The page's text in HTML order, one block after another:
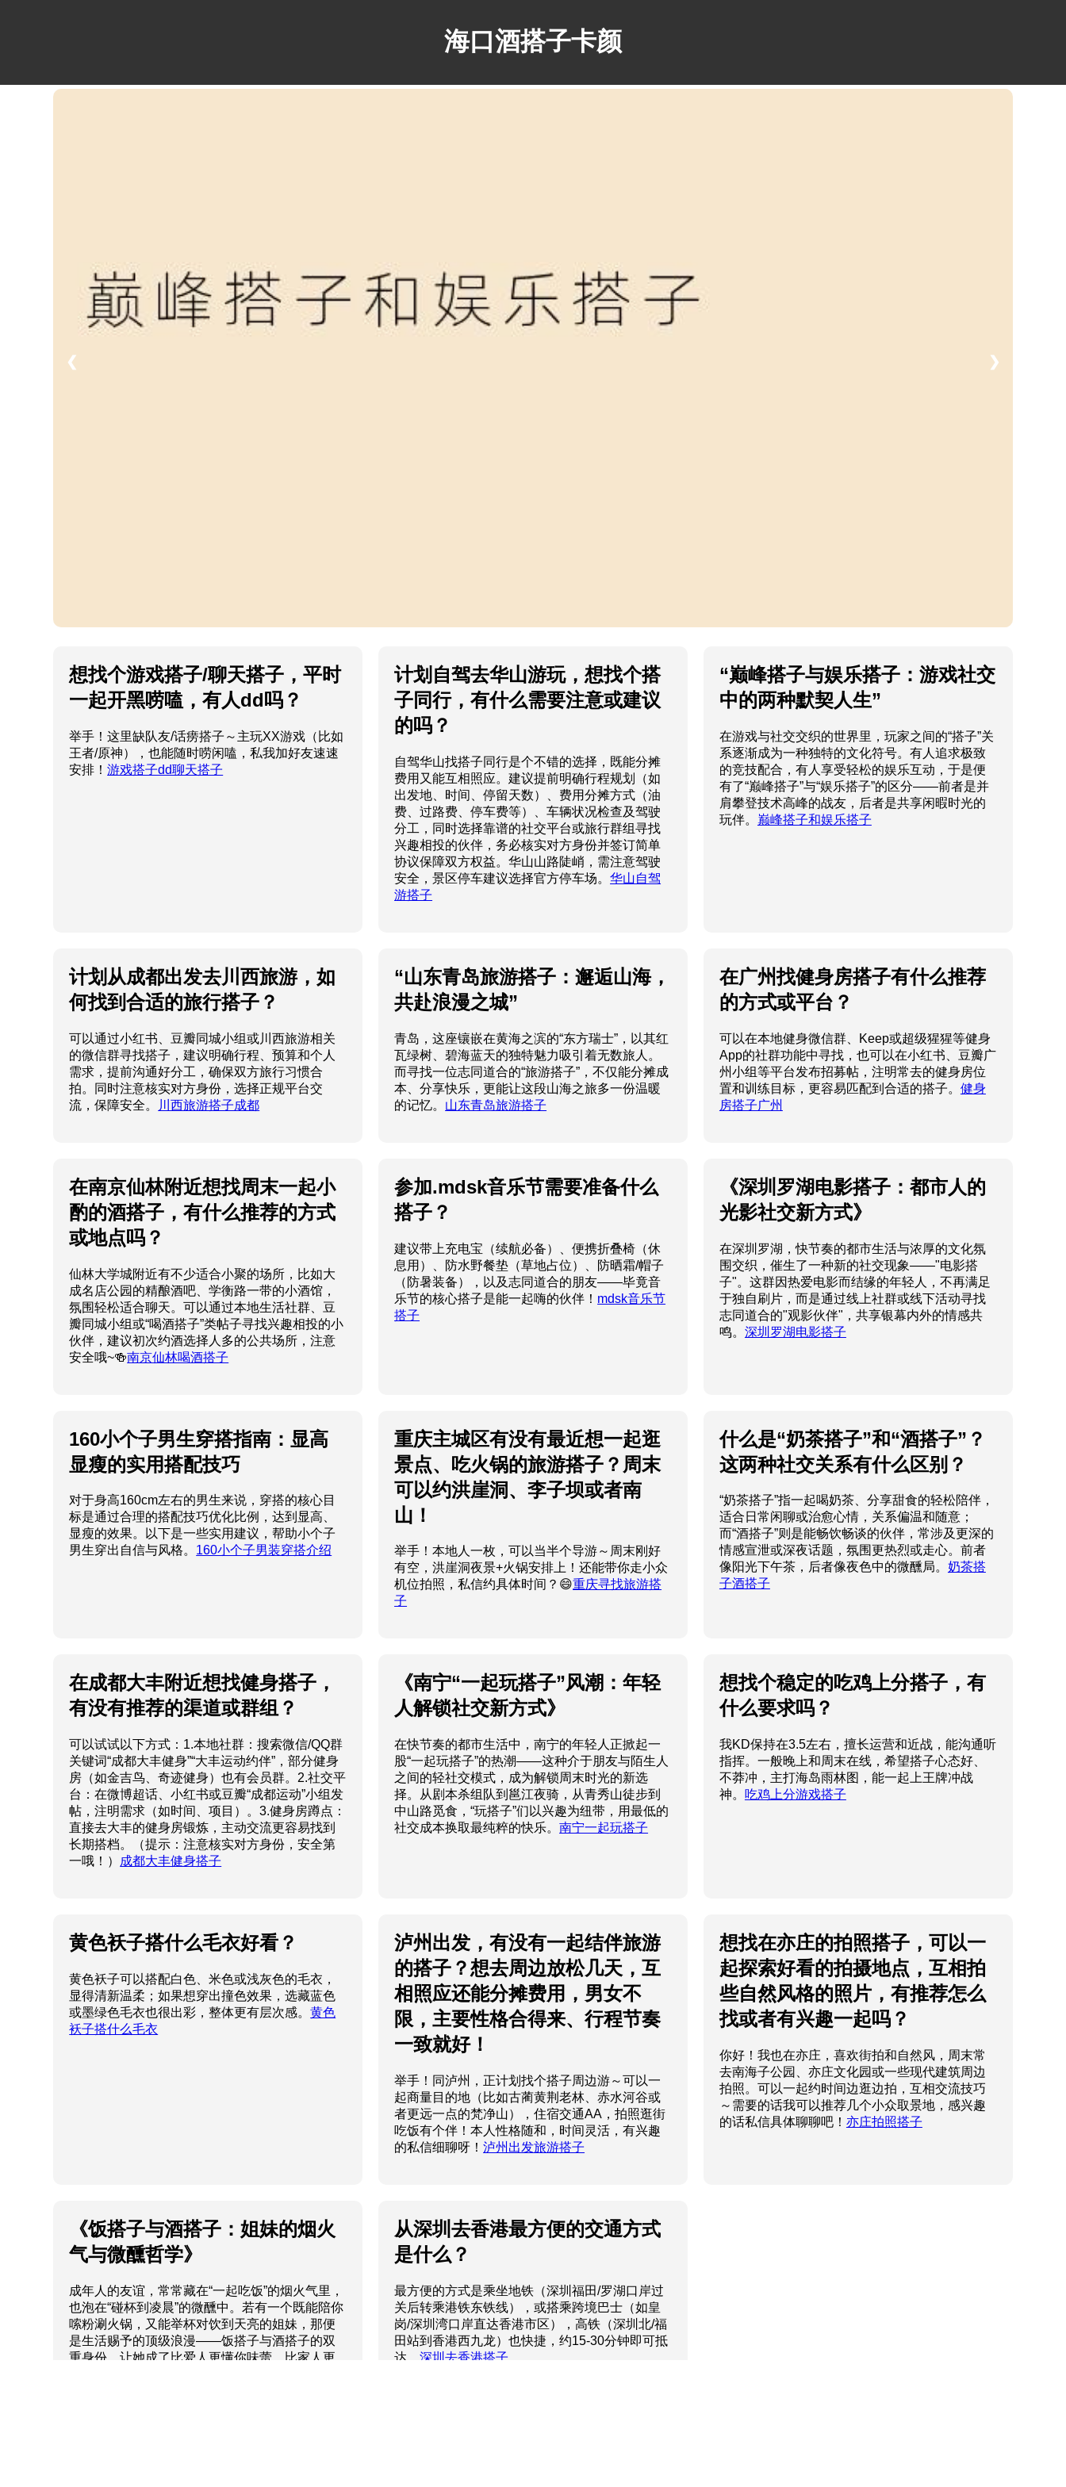
海口酒搭子卡颜
❮ ❯
想找个游戏搭子/聊天搭子，平时
一起开黑唠嗑，有人dd吗？
举手！这里缺队友/话痨搭子～主玩XX游戏（比如
王者/原神），也能随时唠闲嗑，私我加好友速速
安排！游戏搭子dd聊天搭子
计划自驾去华山游玩，想找个搭
子同行，有什么需要注意或建议
的吗？
自驾华山找搭子同行是个不错的选择，既能分摊
费用又能互相照应。建议提前明确行程规划（如
出发地、时间、停留天数）、费用分摊方式（油
费、过路费、停车费等）、车辆状况检查及驾驶
分工，同时选择靠谱的社交平台或旅行群组寻找
兴趣相投的伙伴，务必核实对方身份并签订简单
协议保障双方权益。华山山路陡峭，需注意驾驶
安全，景区停车建议选择官方停车场。华山自驾
游搭子
“巅峰搭子与娱乐搭子：游戏社交
中的两种默契人生”
在游戏与社交交织的世界里，玩家之间的“搭子”关
系逐渐成为一种独特的文化符号。有人追求极致
的竞技配合，有人享受轻松的娱乐互动，于是便
有了“巅峰搭子”与“娱乐搭子”的区分——前者是并
肩攀登技术高峰的战友，后者是共享闲暇时光的
玩伴。 巅峰搭子和娱乐搭子
计划从成都出发去川西旅游，如
何找到合适的旅行搭子？
可以通过小红书、豆瓣同城小组或川西旅游相关
的微信群寻找搭子，建议明确行程、预算和个人
需求，提前沟通好分工，确保双方旅行习惯合
拍。同时注意核实对方身份，选择正规平台交
流，保障安全。
川西旅游搭子成都
“山东青岛旅游搭子：邂逅山海，
共赴浪漫之城”
青岛，这座镶嵌在黄海之滨的“东方瑞士”，以其红
瓦绿树、碧海蓝天的独特魅力吸引着无数旅人。
而寻找一位志同道合的“旅游搭子”，不仅能分摊成
本、分享快乐，更能让这段山海之旅多一份温暖
的记忆。 山东青岛旅游搭子
在广州找健身房搭子有什么推荐
的方式或平台？
可以在本地健身微信群、Keep或超级猩猩等健身
App的社群功能中寻找，也可以在小红书、豆瓣广
州小组等平台发布招募帖，注明常去的健身房位
置和训练目标，更容易匹配到合适的搭子。 健身
房搭子广州
在南京仙林附近想找周末一起小
酌的酒搭子，有什么推荐的方式
或地点吗？
仙林大学城附近有不少适合小聚的场所，比如大
成名店公园的精酿酒吧、学衡路一带的小酒馆，
氛围轻松适合聊天。可以通过本地生活社群、豆
瓣同城小组或“喝酒搭子”类帖子寻找兴趣相投的小
伙伴，建议初次约酒选择人多的公共场所，注意
安全哦~🍻南京仙林喝酒搭子
参加.mdsk音乐节需要准备什么
搭子？
建议带上充电宝（续航必备）、便携折叠椅（休
息用）、防水野餐垫（草地占位）、防晒霜/帽子
（防暑装备），以及志同道合的朋友——毕竟音
乐节的核心搭子是能一起嗨的伙伴！ mdsk音乐节
搭子
《深圳罗湖电影搭子：都市人的
光影社交新方式》
在深圳罗湖，快节奏的都市生活与浓厚的文化氛
围交织，催生了一种新的社交现象——"电影搭
子"。这群因热爱电影而结缘的年轻人，不再满足
于独自刷片，而是通过线上社群或线下活动寻找
志同道合的"观影伙伴"，共享银幕内外的情感共
鸣。 深圳罗湖电影搭子
160小个子男生穿搭指南：显高
显瘦的实用搭配技巧
对于身高160cm左右的男生来说，穿搭的核心目
标是通过合理的搭配技巧优化比例，达到显高、
显瘦的效果。以下是一些实用建议，帮助小个子
男生穿出自信与风格。 160小个子男装穿搭介绍
重庆主城区有没有最近想一起逛
景点、吃火锅的旅游搭子？周末
可以约洪崖洞、李子坝或者南
山！
举手！本地人一枚，可以当半个导游～周末刚好
有空，洪崖洞夜景+火锅安排上！还能带你走小众
机位拍照，私信约具体时间？😄重庆寻找旅游搭
子
什么是“奶茶搭子”和“酒搭子”？
这两种社交关系有什么区别？
“奶茶搭子”指一起喝奶茶、分享甜食的轻松陪伴，
适合日常闲聊或治愈心情，关系偏温和随意；
而“酒搭子”则是能畅饮畅谈的伙伴，常涉及更深的
情感宣泄或深夜话题，氛围更热烈或走心。前者
像阳光下午茶，后者像夜色中的微醺局。 奶茶搭
子酒搭子
在成都大丰附近想找健身搭子，
有没有推荐的渠道或群组？
可以试试以下方式：1.本地社群：搜索微信/QQ群
关键词“成都大丰健身”“大丰运动约伴”，部分健身
房（如金吉鸟、奇迹健身）也有会员群。2.社交平
台：在微博超话、小红书或豆瓣“成都运动”小组发
帖，注明需求（如时间、项目）。3.健身房蹲点：
直接去大丰的健身房锻炼，主动交流更容易找到
长期搭档。（提示：注意核实对方身份，安全第
一哦！）
成都大丰健身搭子
《南宁“一起玩搭子”风潮：年轻
人解锁社交新方式》
在快节奏的都市生活中，南宁的年轻人正掀起一
股“一起玩搭子”的热潮——这种介于朋友与陌生人
之间的轻社交模式，成为解锁周末时光的新选
择。从剧本杀组队到邕江夜骑，从青秀山徒步到
中山路觅食，“玩搭子”们以兴趣为纽带，用最低的
社交成本换取最纯粹的快乐。南宁一起玩搭子
想找个稳定的吃鸡上分搭子，有
什么要求吗？
我KD保持在3.5左右，擅长运营和近战，能沟通听
指挥。一般晚上和周末在线，希望搭子心态好、
不莽冲，主打海岛雨林图，能一起上王牌冲战
神。 吃鸡上分游戏搭子
黄色袄子搭什么毛衣好看？
黄色袄子可以搭配白色、米色或浅灰色的毛衣，
显得清新温柔；如果想穿出撞色效果，选藏蓝色
或墨绿色毛衣也很出彩，整体更有层次感。黄色
袄子搭什么毛衣
泸州出发，有没有一起结伴旅游
的搭子？想去周边放松几天，互
相照应还能分摊费用，男女不
限，主要性格合得来、行程节奏
一致就好！
举手！同泸州，正计划找个搭子周边游～可以一
起商量目的地（比如古蔺黄荆老林、赤水河谷或
者更远一点的梵净山），住宿交通AA，拍照逛街
吃饭有个伴！本人性格随和，时间灵活，有兴趣
的私信细聊呀！泸州出发旅游搭子
想找在亦庄的拍照搭子，可以一
起探索好看的拍摄地点，互相拍
些自然风格的照片，有推荐怎么
找或者有兴趣一起吗？
你好！我也在亦庄，喜欢街拍和自然风，周末常
去南海子公园、亦庄文化园或一些现代建筑周边
拍照。可以一起约时间边逛边拍，互相交流技巧
～需要的话我可以推荐几个小众取景地，感兴趣
的话私信具体聊聊吧！ 亦庄拍照搭子
《饭搭子与酒搭子：姐妹的烟火
气与微醺哲学》
成年人的友谊，常常藏在“一起吃饭”的烟火气里，
也泡在“碰杯到凌晨”的微醺中。若有一个既能陪你
嗦粉涮火锅，又能举杯对饮到天亮的姐妹，那便
是生活赐予的顶级浪漫——饭搭子与酒搭子的双
重身份，让她成了比爱人更懂你味蕾、比家人更
从深圳去香港最方便的交通方式
是什么？
最方便的方式是乘坐地铁（深圳福田/罗湖口岸过
关后转乘港铁东铁线），或搭乘跨境巴士（如皇
岗/深圳湾口岸直达香港市区），高铁（深圳北/福
田站到香港西九龙）也快捷，约15-30分钟即可抵
达。深圳去香港搭子